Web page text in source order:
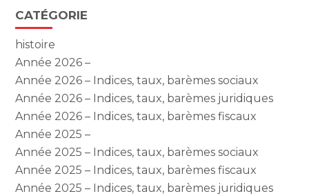
CATÉGORIE
histoire
Année 2026 –
Année 2026 – Indices, taux, barèmes sociaux
Année 2026 – Indices, taux, barèmes juridiques
Année 2026 – Indices, taux, barèmes fiscaux
Année 2025 –
Année 2025 – Indices, taux, barèmes sociaux
Année 2025 – Indices, taux, barèmes fiscaux
Année 2025 – Indices, taux, barèmes juridiques